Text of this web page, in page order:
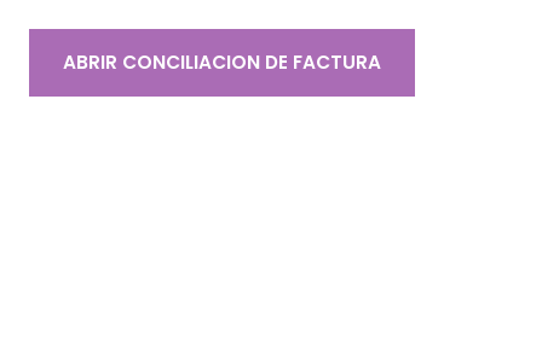
ABRIR CONCILIACION DE FACTURA